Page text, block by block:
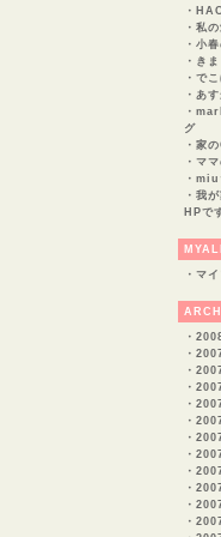
・
・ 私
・ 小
・ き
・ で
・ あ
・
グ
・ 家
・ マ
・
・ 我
HPで
・ マ
・
・
・
・
・
・
・
・
・
・
・
・